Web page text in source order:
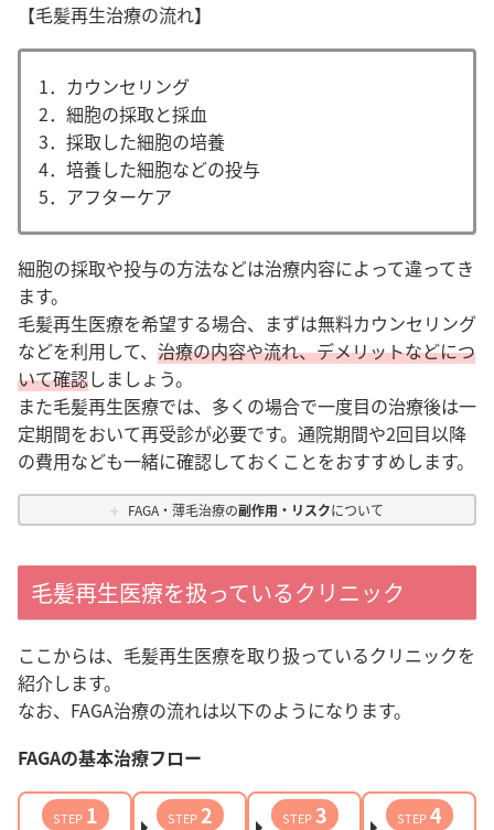
【毛髪再生治療の流れ】
1．カウンセリング
2．細胞の採取と採血
3．採取した細胞の培養
4． 培養した細胞などの投与
5．アフターケア
細胞の採取や投与の方法などは治療内容によって違ってき
ます。
毛髪再生医療を希望する場合、まずは無料カウンセリング
などを利用して、 治療の内容や流れ、デメリットなどにつ
いて確認しましょう。
また毛髪再生医療では、多くの場合で一度目の治療後は一
定期間をおいて再受診が必要です。通院期間や2回目以降
の費用なども一緒に確認しておくことをおすすめします。
FAGA・薄毛治療の副作用・リスクについて
毛髪再生医療を扱っているクリニック
ここからは、毛髪再生医療を取り扱っているクリニックを
紹介します。
なお、FAGA治療の流れは以下のようになります。
FAGAの基本治療フロー
STEP 1 STEP 2 STEP 3 STEP 4